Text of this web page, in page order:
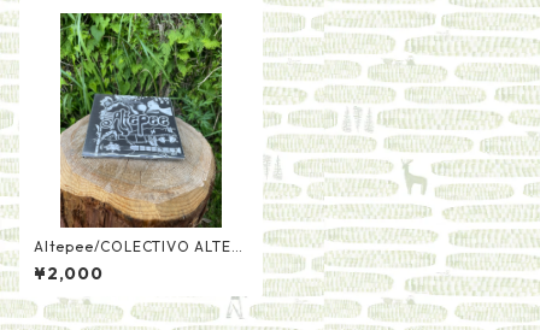
Altepee/COLECTIVO ALTEP
E
¥2,000